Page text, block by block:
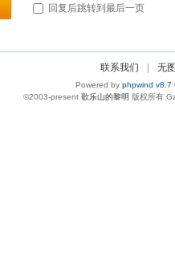
回复后跳转到最后一页
联系我们 无
Powered by phpwind v8.7
©2003-present 歌乐山的黎明 版权所有